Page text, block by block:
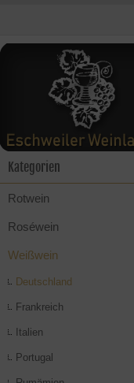
Kategorien
Rotwein
Roséwein
Weißwein
Deutschland
Frankreich
Italien
Portugal